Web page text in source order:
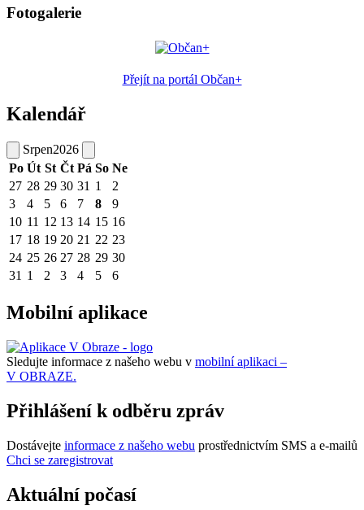
Fotogalerie
Přejít na portál Občan+
Kalendář
Srpen2026
Po Út St Čt Pá So Ne
27 28 29 30 31 1
2
3
4 5 6 7 8
9
10 11 12 13 14 15 16
17 18 19 20 21 22 23
24 25 26 27 28 29 30
31 1 2 3 4 5 6
Mobilní aplikace
Sledujte informace z našeho webu v mobilní aplikaci –
V OBRAZE.
Přihlášení k odběru zpráv
Dostávejte informace z našeho webu prostřednictvím SMS a e-mailů
Chci se zaregistrovat
Aktuální počasí